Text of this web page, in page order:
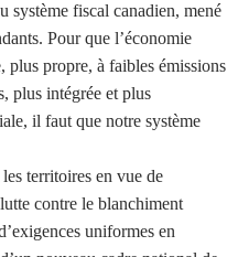
système fiscal canadien, mené
Pour que l’économie
plus propre, à faibles émissions
plus intégrée et plus
il faut que notre système
territoires en vue de
contre le blanchiment
uniformes en